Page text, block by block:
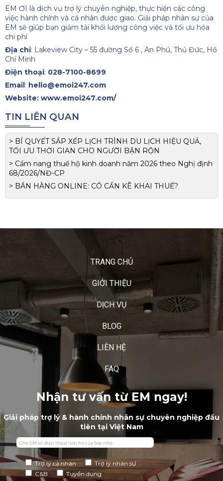
EM ƠI là dịch vụ trợ lý chuyên nghiệp, thực hiện các công
việc hành chính và cá nhân được giao. Giải pháp nhân sự của
EM sẽ giúp bạn giảm tải khối lượng công việc và tối ưu hóa
chi phí
Địa chỉ: Lakeview City – 55 đường Số 6 , An Phú, Thủ Đức, Hồ
Chí Minh
Điện thoại: 028-7100-8699
Email: hello@emoi247.com
Website: www.emoi247.com/
TIN LIÊN QUAN
> BÍ QUYẾT SẮP XẾP LỊCH TRÌNH DU LỊCH HIỆU QUẢ,
TỐI ƯU THỜI GIAN CHO NGƯỜI BẬN RỘN
> Cẩm nang thuế hộ kinh doanh năm 2026 theo Nghị định
68/2026/NĐ-CP
> BÁN HÀNG ONLINE: CÓ CẦN KÊ KHAI THUẾ?
TRANG CHỦ
GIỚI THIỆU
DỊCH VỤ
BLOG
LIÊN HỆ
FAQ
Nhận tư vấn từ EM ngay!
Giải pháp trợ lý & hành chính nhân sự chuyên nghiệp đầu
tiên tại Việt Nam
Trợ lý cá nhân
Trợ lý nhân sự
C&B
Tuyển dụng